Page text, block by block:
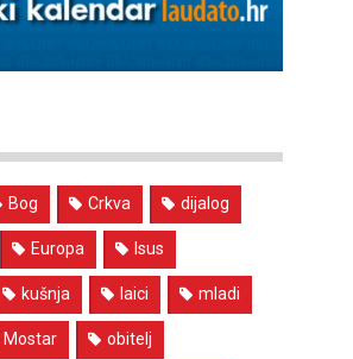
Bog Crkva dijalog
Europa Isus
kušnja laici mladi
Mostar obitelj